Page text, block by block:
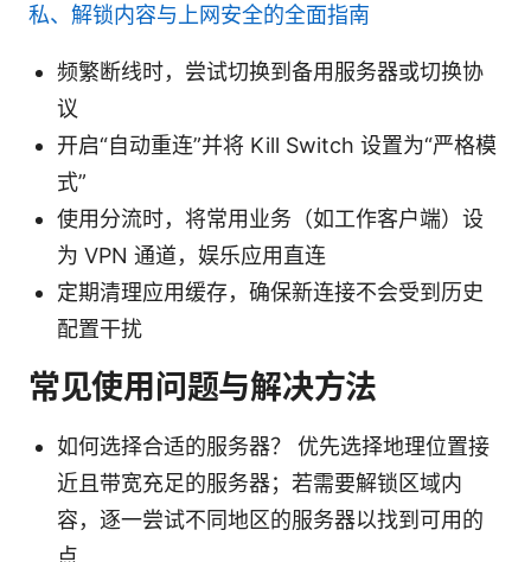
私、解锁内容与上网安全的全面指南
频繁断线时，尝试切换到备用服务器或切换协
议
开启“自动重连”并将 Kill Switch 设置为“严格模
式”
使用分流时，将常用业务（如工作客户端）设
为 VPN 通道，娱乐应用直连
定期清理应用缓存，确保新连接不会受到历史
配置干扰
常见使用问题与解决方法
如何选择合适的服务器？ 优先选择地理位置接
近且带宽充足的服务器；若需要解锁区域内
容，逐一尝试不同地区的服务器以找到可用的
点